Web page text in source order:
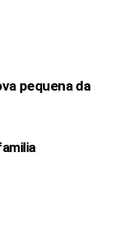
pequena da